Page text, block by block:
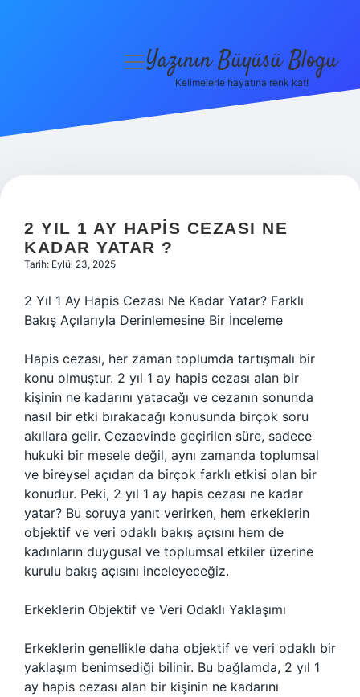
Hakkımızda
menüyü
Yazının Büyüsü Blogu
Kelimelerle hayatına renk kat!
2 YIL 1 AY HAPIS CEZASI NE
KADAR YATAR ?
Tarih: Eylül 23, 2025
2 Yıl 1 Ay Hapis Cezası Ne Kadar Yatar? Farklı
Bakış Açılarıyla Derinlemesine Bir İnceleme
Hapis cezası, her zaman toplumda tartışmalı bir
konu olmuştur. 2 yıl 1 ay hapis cezası alan bir
kişinin ne kadarını yatacağı ve cezanın sonunda
nasıl bir etki bırakacağı konusunda birçok soru
akıllara gelir. Cezaevinde geçirilen süre, sadece
hukuki bir mesele değil, aynı zamanda toplumsal
ve bireysel açıdan da birçok farklı etkisi olan bir
konudur. Peki, 2 yıl 1 ay hapis cezası ne kadar
yatar? Bu soruya yanıt verirken, hem erkeklerin
objektif ve veri odaklı bakış açısını hem de
kadınların duygusal ve toplumsal etkiler üzerine
kurulu bakış açısını inceleyeceğiz.
Erkeklerin Objektif ve Veri Odaklı Yaklaşımı
Erkeklerin genellikle daha objektif ve veri odaklı bir
yaklaşım benimsediği bilinir. Bu bağlamda, 2 yıl 1
ay hapis cezası alan bir kişinin ne kadarını